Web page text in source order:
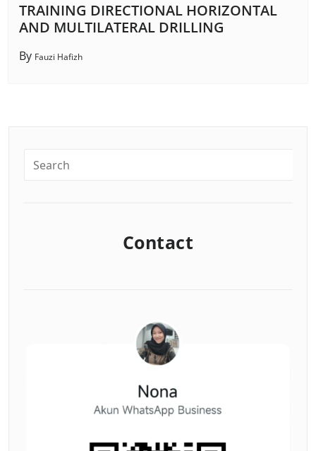
TRAINING DIRECTIONAL HORIZONTAL
AND MULTILATERAL DRILLING
By Fauzi Hafizh
Contact